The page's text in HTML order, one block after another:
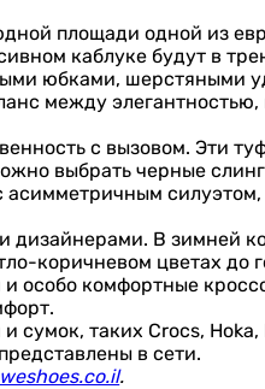
площади одной из
каблуке будут в
юбками, шерстяными
между
с вызовом. Эти
выбрать черные
силуэтом,
дизайнерами. В зимней
коричневом цветах до
особо комфортные
сумок, таких Crocs,
в сети.
.